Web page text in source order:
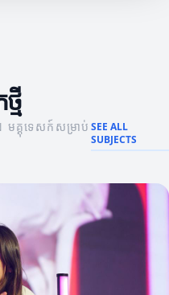
មី
មគ្គុទេសក៍សម្រាប់ SEE ALL
SUBJECTS